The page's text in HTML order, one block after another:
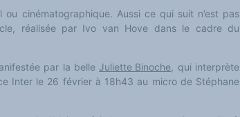
sur le plurilinguisme
cinématographique. Aussi ce qui suit n’est pas
par la belle Juliette Binoche , qui interprète
Inter le 26 février à 18h43 au micro de Stéphane